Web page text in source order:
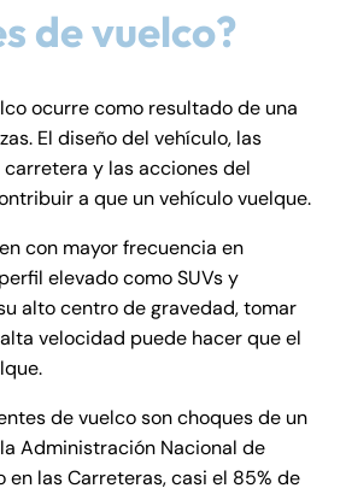
de vuelco?
ocurre como resultado de una
El diseño del vehículo, las
y las acciones del
a que un vehículo vuelque.
con mayor frecuencia en
elevado como SUVs y
alto centro de gravedad, tomar
velocidad puede hacer que el
de vuelco son choques de un
Administración Nacional de
en las Carreteras, casi el 85% de